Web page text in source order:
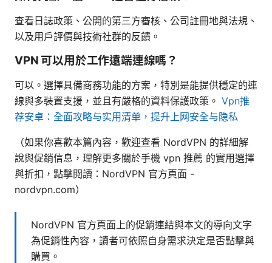
查看日誌政策、公開的第三方審核、公司註冊地與法規、
以及用戶評價與技術社群的反饋。
VPN 可以用於工作遠端連線嗎？
可以。選擇具備商務功能的方案，特別是能提供穩定的連
線與多裝置支援，並且有嚴格的資料保護政策。 Vpn推
荐安卓：全面攻略与实用清单，提升上网安全与隐私
（如果你喜歡本篇內容，歡迎查看 NordVPN 的詳細解
說與促銷信息，理解更多關於手機 vpn 推薦 的實用選擇
與折扣，點擊閱讀：NordVPN 官方頁面 -
nordvpn.com）
NordVPN 官方頁面上的促銷連結與本文的導向文字
為促銷性內容，讀者可依照自身需求決定是否點擊與
購買。